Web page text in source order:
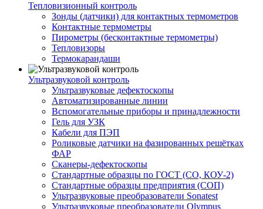
Тепловизионный контроль
Зонды (датчики) для контактных термометров
Контактные термометры
Пирометры (бесконтактные термометры)
Тепловизоры
Термокарандаши
Ультразвуковой контроль
Ультразвуковые дефектоскопы
Автоматизированные линии
Вспомогательные приборы и принадлежности
Гель для УЗК
Кабели для ПЭП
Роликовые датчики на фазированных решётках
ФАР
Сканеры-дефектоскопы
Стандартные образцы по ГОСТ (СО, КОУ-2)
Стандартные образцы предприятия (СОП)
Ультразвуковые преобразователи Sonatest
Ультразвуковые преобразователи Olympus